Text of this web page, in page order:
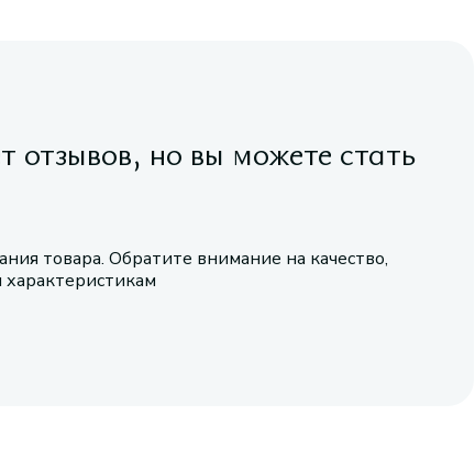
отзывов, но вы можете стать
товара. Обратите внимание на качество,
характеристикам